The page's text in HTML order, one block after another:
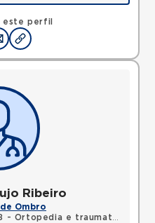
este perfil
Copacabana,
RJ, 22050903 •
Ribeiro
Ombro
- Ortopedia e traumatologia